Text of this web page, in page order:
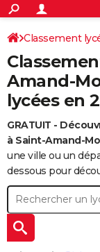
ACTUALITÉS
Politique
Société
Faits Divers
Education
Monde
Villes
+
SPORT
Coupe du monde
Football
Tennis
Cyclisme
Rugby
Forum
Programme TV
TNT
Streaming
Cinéma
Sorties cinéma
Musique
+FINANCE
Retraite
Impôts
Epargne
Immobilier
Risques naturels par
Banque
Assurance
Crédit
AUTO
Essais
Réserver un essai
Citadines
Berlines
SUV
Forum auto
+
HIGH-TECH
BRICOLAGE
Forum
Aménagement
Extérieur
Cuisine
Salle de bains
Jardinage
Rangement
+WEEK-END
Guides de France
Escapades
Patrimoine
Expositions
Musées
Week-end nature
+
LIFESTYLE
Classement
Amand-
lycées en
GRATUIT -
à Saint-Amand-
une ville ou un
dessous pour